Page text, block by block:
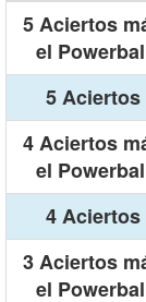
5 Aciertos
el
5 Aciertos
4 Aciertos
el
4 Aciertos
3 Aciertos
el